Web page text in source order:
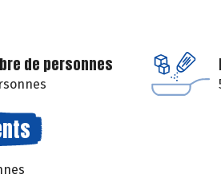
de personnes